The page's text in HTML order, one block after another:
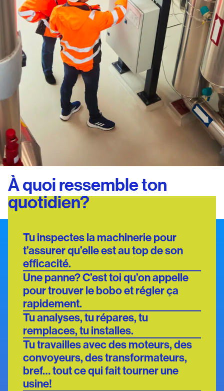
À quoi ressemble ton
quotidien?
Tu inspectes la machinerie pour
t’assurer qu’elle est au top de son
efficacité.
Une panne? C’est toi qu’on appelle
pour trouver le bobo et régler ça
rapidement.
Tu analyses, tu répares, tu
remplaces, tu installes.
Tu travailles avec des moteurs, des
convoyeurs, des transformateurs,
bref… tout ce qui fait tourner une
usine!